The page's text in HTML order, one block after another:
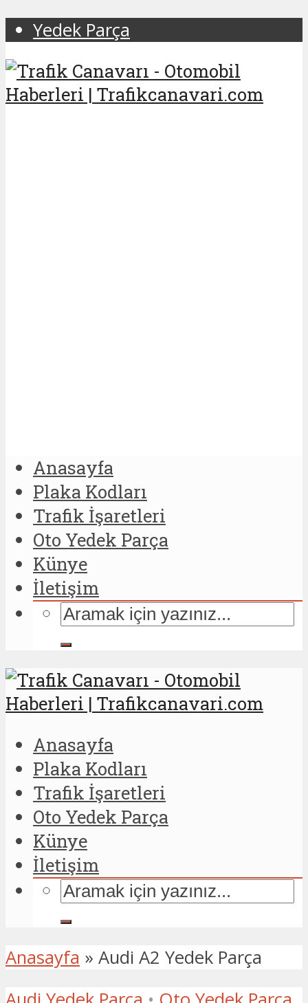
Yedek Parça
Anasayfa
Plaka Kodları
Trafik İşaretleri
Oto Yedek Parça
Künye
İletişim
Anasayfa
Plaka Kodları
Trafik İşaretleri
Oto Yedek Parça
Künye
İletişim
Anasayfa » Audi A2 Yedek Parça